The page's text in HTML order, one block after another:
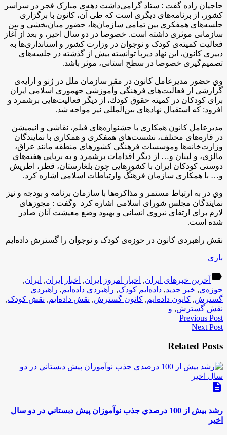
حاجيان زاده گفت : ستاد گرامی‌داشت دهه‌ی مبارک فجر در سراسر
کشور، از برنامه‌های دیگری است که طی آن، کانون با برگزاری
جلسه‌های همفکری بین تمامی سازمان‌ها، حضور میان‌بخشی و بین
سازمانی موثری داشته است. خصوصا در دو سال اخیر، و بعد از آغاز
فعالیت کمیته‌ی کودک و نوجوان در وزارت کشور و استانداری‌ها به
دبیری کانون، این نهاد دیرپا توانسته بیش از گذشته در جلسه‌های
تصمیم‌‌گیری خصوصا در سطح استانی، موثر باشد.
وي حضور مدیرعامل کانون در مقر سازمان ملل در ژنو و ارایه‌ی
گزارشی از فعالیت‌های فرهنگي وآموزشي جهموری اسلامی ایران
برای کودکان در كميته حقوق كودك، از دیگر فعالیت‌هایی برشمرد و
افزود: كه استقبال نهادهای بین‌المللی نیز مواجه شد.
مديرعامل كانون همکاری با جشنواره‌های فیلم، نقاشی و انیمیشن
در قاره‌های مختلف، نشست‌های همفکری و همکاری با نمایندگان
وزارت‌خانه‌ها ومؤسسات فرهنگی کشورهای منطقه مانند عراق،
مالزی، و لبنان و… از دیگر اقدامات برشمرد و به برپایی هفته‌های
دوستی کودکان ایران با کشورهایی چون بلغارستان، قطر، اطریش
و… با همکاری سازمان فرهنگ وارتباطات اسلامی اشاره كرد.
وي در به ارتباط مستمر و مذاکره‌ها با سازمان برنامه‌ و بودجه و نیز
نمایندگان مجلس شورای اسلامی اشاره کرد وگفت : مجوزهای
لازم برای ارتقای نیروی انسانی و بهبود وضع معیشت آنان صادر
شده است.
نقش راهبردی کانون در حوزه‌ی کودک و نوجوان را گسترش داده‌ایم
بازی
label آخرین خبرهای ایران, اخبار امروز ایران, اخبار ایران, ایران,
حوزه‌ی, خبر جدید, داده‌ایم کودک, راهبردی داده‌ایم, راهبردی
گسترش, کانون داده‌ایم, کانون گسترش, نقش داده‌ایم, نقش کودک,
نقش گسترش, و
Previous Post
Next Post
Related Posts
description
رشد بيش از 100 درصدي جذب نوآموزان پيش دبستاني در دو سال
اخير